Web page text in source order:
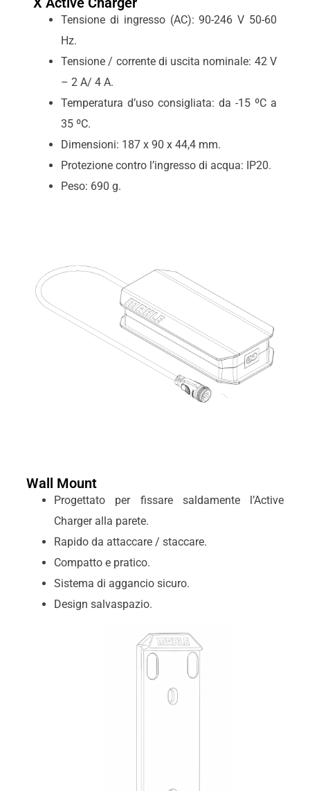
Tensione di ingresso (AC): 90-246 V 50-60
Hz.
Tensione / corrente di uscita nominale: 42 V
– 2 A/ 4 A.
Temperatura d’uso consigliata: da -15 ºC a
35 ºC.
Dimensioni: 187 x 90 x 44,4 mm.
Protezione contro l’ingresso di acqua: IP20.
Peso: 690 g.
Wall Mount
Progettato per fissare saldamente l’Active
Charger alla parete.
Rapido da attaccare / staccare.
Compatto e pratico.
Sistema di aggancio sicuro.
Design salvaspazio.